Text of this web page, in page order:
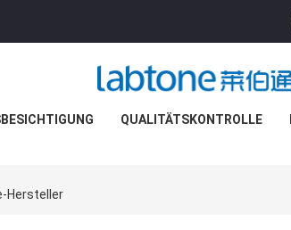
QUALITÄTSKONTROLLE
Hersteller